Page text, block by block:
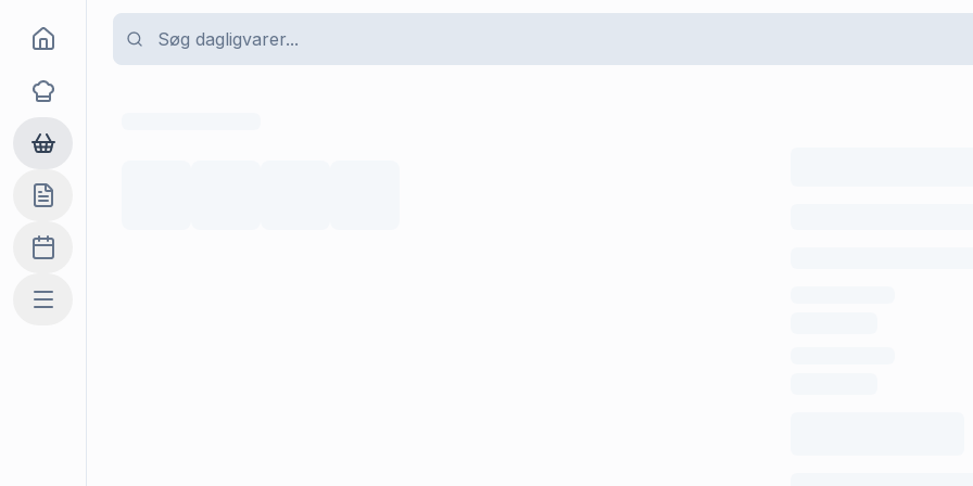
Goma
Opskrifter
Dagligvarer
Indkøbslisten
Madplan
Mere